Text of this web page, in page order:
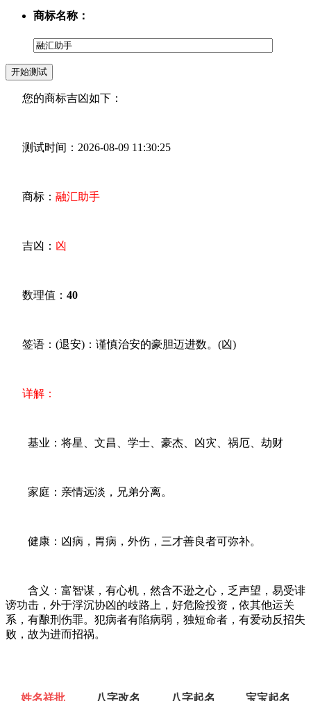
商标名称：
您的商标吉凶如下：
测试时间：2026-08-09 11:30:25
商标： 融汇助手
吉凶： 凶
数理值： 40
签语：(退安)：谨慎治安的豪胆迈进数。(凶)
详解：
基业：将星、文昌、学士、豪杰、凶灾、祸厄、劫财
家庭：亲情远淡，兄弟分离。
健康：凶病，胃病，外伤，三才善良者可弥补。
含义：富智谋，有心机，然含不逊之心，乏声望，易受诽
谤功击，外于浮沉协凶的歧路上，好危险投资，依其他运关
系，有酿刑伤罪。犯病者有陷病弱，独短命者，有爱动反招失
败，故为进而招祸。
姓名祥批 八字改名 八字起名 宝宝起名